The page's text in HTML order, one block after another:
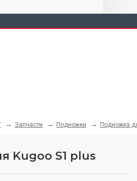
Запчасти Подножки Подножка
Kugoo S1 plus